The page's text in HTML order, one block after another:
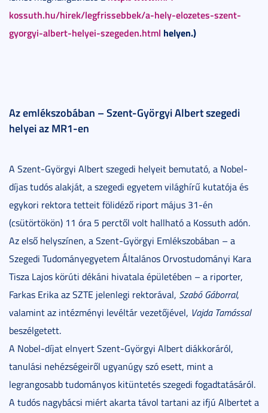
kossuth.hu/hirek/legfrissebbek/a-hely-elozetes-szent-
gyorgyi-albert-helyei-szegeden.html helyen.)
Az emlékszobában – Szent-Györgyi Albert szegedi
helyei az MR1-en
A Szent-Györgyi Albert szegedi helyeit bemutató, a Nobel-
díjas tudós alakját, a szegedi egyetem világhírű kutatója és
egykori rektora tetteit fölidéző riport május 31-én
(csütörtökön) 11 óra 5 perctől volt hallható a Kossuth adón.
Az első helyszínen, a Szent-Györgyi Emlékszobában – a
Szegedi Tudományegyetem Általános Orvostudományi Kara
Tisza Lajos körúti dékáni hivatala épületében – a riporter,
Farkas Erika az SZTE jelenlegi rektorával, Szabó Gáborral,
valamint az intézményi levéltár vezetőjével, Vajda Tamással
beszélgetett.
A Nobel-díjat elnyert Szent-Györgyi Albert diákkoráról,
tanulási nehézségeiről ugyanúgy szó esett, mint a
legrangosabb tudományos kitüntetés szegedi fogadtatásáról.
A tudós nagybácsi miért akarta távol tartani az ifjú Albertet a